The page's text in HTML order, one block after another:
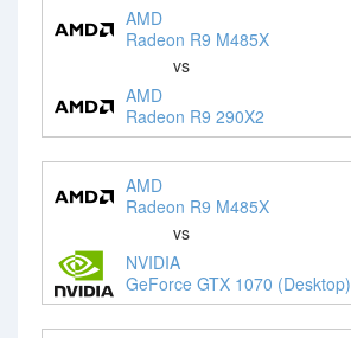
AMD
Radeon R9 M485X
vs
AMD
Radeon R9 290X2
AMD
Radeon R9 M485X
vs
NVIDIA
GeForce GTX 1070 (Desktop)